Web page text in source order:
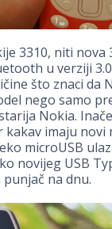
3310, niti nova
u verziji
što znaci da
nego samo
Nokia.
kakav imaju novi
microUSB
novijeg USB
punjač na dnu.